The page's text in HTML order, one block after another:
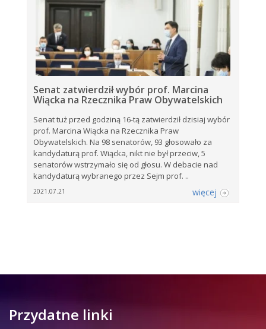
Senat zatwierdził wybór prof. Marcina
Wiącka na Rzecznika Praw Obywatelskich
Senat tuż przed godziną 16-tą zatwierdził dzisiaj wybór
prof. Marcina Wiącka na Rzecznika Praw
Obywatelskich. Na 98 senatorów, 93 głosowało za
kandydaturą prof. Wiącka, nikt nie był przeciw, 5
senatorów wstrzymało się od głosu. W debacie nad
kandydaturą wybranego przez Sejm prof. ..
2021.07.21 więcej
Przydatne linki